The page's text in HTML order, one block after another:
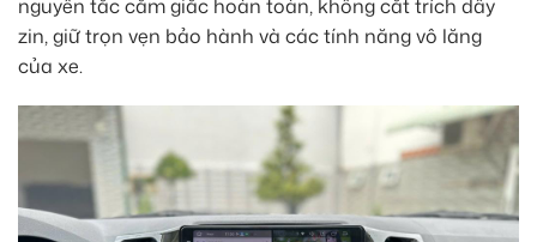
nguyên tắc cắm giắc hoàn toàn, không cắt trích dây
zin, giữ trọn vẹn bảo hành và các tính năng vô lăng
của xe.